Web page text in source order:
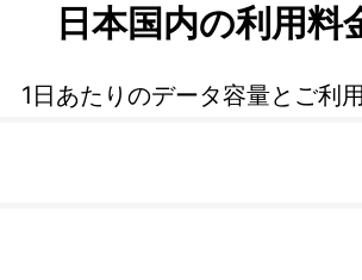
日本国内の利用料
1日あたりのデータ容量とご利